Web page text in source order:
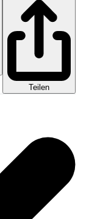
Teilen